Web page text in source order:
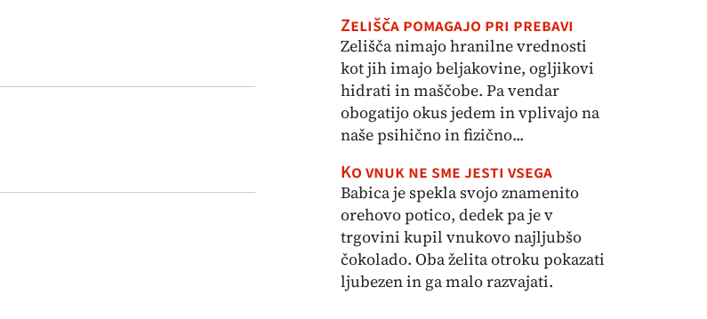
Zelišča pomagajo pri prebavi
Zelišča nimajo hranilne vrednosti
kot jih imajo beljakovine, ogljikovi
hidrati in maščobe. Pa vendar
obogatijo okus jedem in vplivajo na
naše psihično in fizično...
Ko vnuk ne sme jesti vsega
Babica je spekla svojo znamenito
orehovo potico, dedek pa je v
trgovini kupil vnukovo najljubšo
čokolado. Oba želita otroku pokazati
ljubezen in ga malo razvajati.